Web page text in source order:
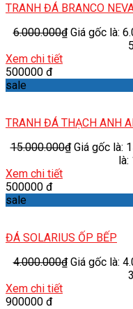
TRANH ĐÁ BRANCO
6.000.000₫ Giá gốc là:
Xem chi tiết
500000 đ
sale
TRANH ĐÁ THẠCH ANH
15.000.000₫ Giá gốc là:
là:
Xem chi tiết
500000 đ
sale
ĐÁ SOLARIUS ỐP BẾP
4.000.000₫ Giá gốc là:
Xem chi tiết
900000 đ